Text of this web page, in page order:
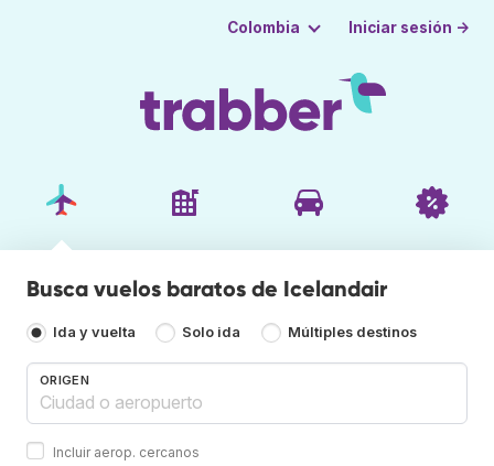
Colombia Iniciar sesión →
Busca vuelos baratos de Icelandair
Ida y vuelta Solo ida Múltiples destinos
ORIGEN
Incluir aerop. cercanos